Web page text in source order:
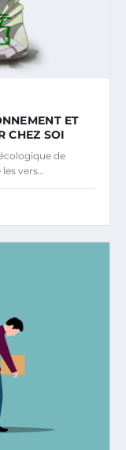
ET
CHEZ SOI
de
vers…